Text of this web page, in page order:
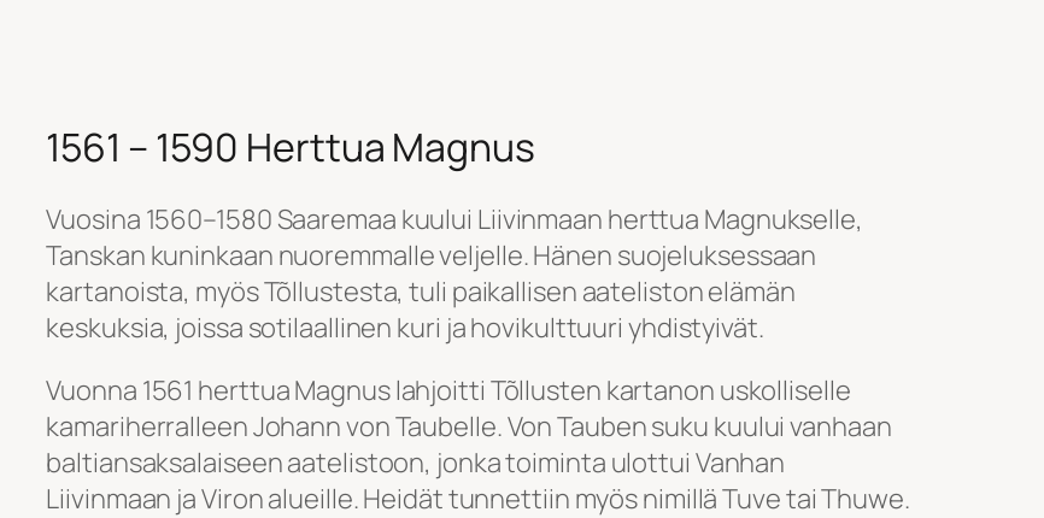
1561 – 1590 Herttua Magnus
Vuosina 1560–1580 Saaremaa kuului Liivinmaan herttua Magnukselle,
Tanskan kuninkaan nuoremmalle veljelle. Hänen suojeluksessaan
kartanoista, myös Tõllustesta, tuli paikallisen aateliston elämän
keskuksia, joissa sotilaallinen kuri ja hovikulttuuri yhdistyivät.
Vuonna 1561 herttua Magnus lahjoitti Tõllusten kartanon uskolliselle
kamariherralleen Johann von Taubelle. Von Tauben suku kuului vanhaan
baltiansaksalaiseen aatelistoon, jonka toiminta ulottui Vanhan
Liivinmaan ja Viron alueille. Heidät tunnettiin myös nimillä Tuve tai Thuwe.